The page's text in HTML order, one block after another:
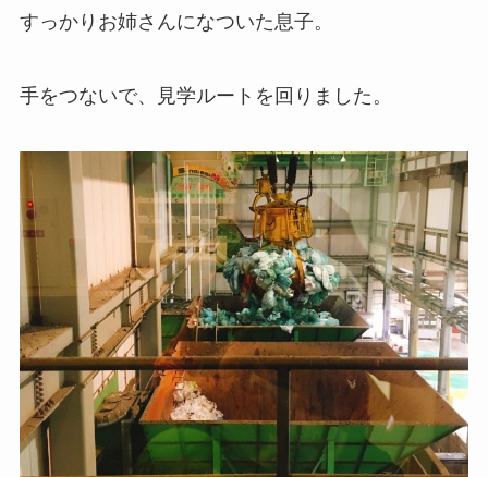
すっかりお姉さんになついた息子。
手をつないで、見学ルートを回りました。